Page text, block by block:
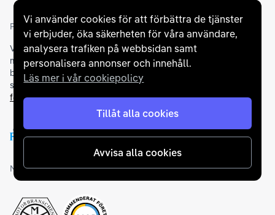
Vi använder cookies för att förbättra de tjänster
vi erbjuder, öka säkerheten för våra användare,
analysera trafiken på webbsidan samt
personalisera annonser och innehåll.
Läs mer i vår cookiepolicy
Tillåt alla cookies
Avvisa alla cookies
Partners och betallösningar
Vi samarbetar medflertalet banker för att erbjuda dig bästa
möjliga finansieringslösning och stödjer en rad olika
betalningsmetoder. För att du ska känna dig trygg vid ditt köp
samarbetar vi med Folksam och AutoConcept gällande
försäkringar och garantier.
Medlemskap och utmärkelser